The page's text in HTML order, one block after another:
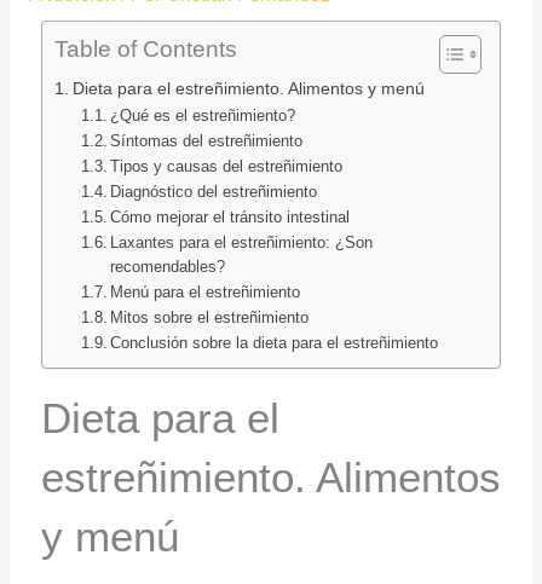
Table of Contents
Dieta para el estreñimiento. Alimentos y menú
¿Qué es el estreñimiento?
Síntomas del estreñimiento
Tipos y causas del estreñimiento
Diagnóstico del estreñimiento
Cómo mejorar el tránsito intestinal
Laxantes para el estreñimiento: ¿Son
recomendables?
Menú para el estreñimiento
Mitos sobre el estreñimiento
Conclusión sobre la dieta para el estreñimiento
Dieta para el
estreñimiento. Alimentos
y menú